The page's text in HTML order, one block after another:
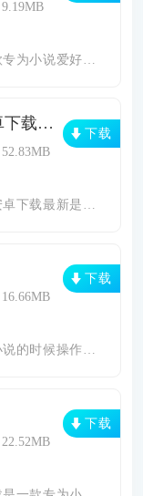
爱好者打造的AP
从龙起名官方版安卓下载最新
新是一款基于中华
下载
操作方便，轻松的
下载
下载